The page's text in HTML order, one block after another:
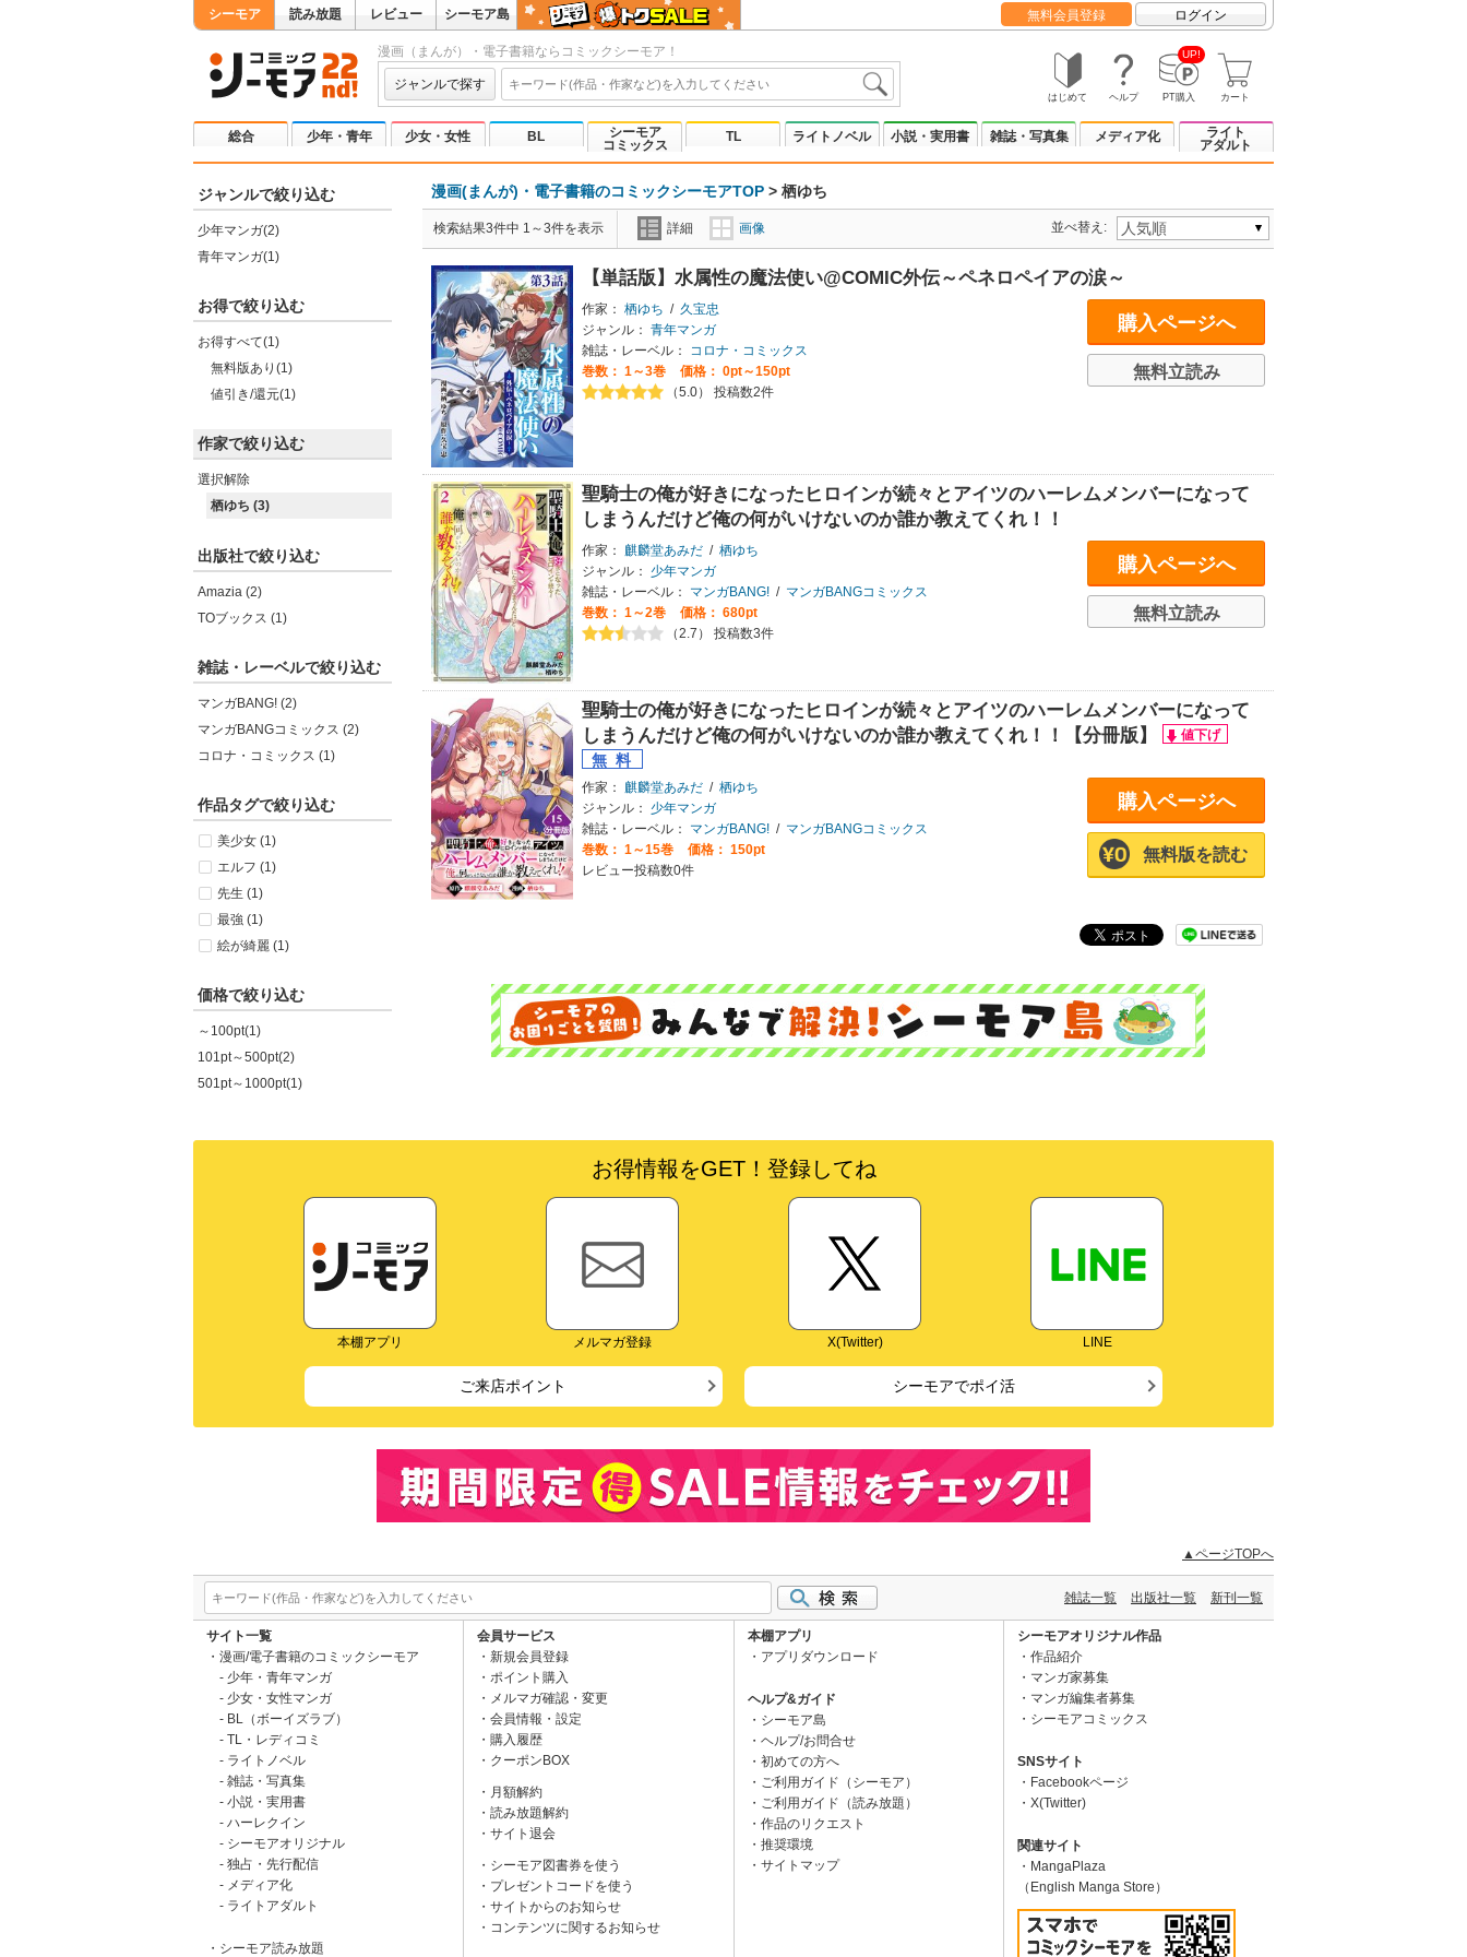
シーモア 読み放題 レビュー シーモア島 無料会員登録 ログイン
漫画（まんが）・電子書籍ならコミックシーモア！
ジャンルで探す
はじめて ヘルプ
UP!
PT購入 カート
総合 少年・青年 少女・女性 BL
シーモア
コミックス
TL ライトノベル 小説・実用書 雑誌・写真集 メディア化
ライト
アダルト
ジャンルで絞り込む
少年マンガ(2)
青年マンガ(1)
お得で絞り込む
お得すべて(1)
無料版あり(1)
値引き/還元(1)
作家で絞り込む
選択解除
栖ゆち (3)
出版社で絞り込む
Amazia (2)
TOブックス (1)
雑誌・レーベルで絞り込む
マンガBANG! (2)
マンガBANGコミックス (2)
コロナ・コミックス (1)
作品タグで絞り込む
美少女 (1)
エルフ (1)
先生 (1)
最強 (1)
絵が綺麗 (1)
価格で絞り込む
～100pt(1)
101pt～500pt(2)
501pt～1000pt(1)
漫画(まんが)・電子書籍のコミックシーモアTOP > 栖ゆち
検索結果3件中 1～3件を表示 詳細 画像 並べ替え:
【単話版】水属性の魔法使い@COMIC外伝～ペネロペイアの涙～
作家： 栖ゆち / 久宝忠
ジャンル： 青年マンガ
雑誌・レーベル：
コロナ・コミックス
巻数： 1～3巻
価格： 0pt～150pt
（5.0） 投稿数2件
購入ページへ
無料立読み
聖騎士の俺が好きになったヒロインが続々とアイツのハーレムメンバーになって
しまうんだけど俺の何がいけないのか誰か教えてくれ！！
作家： 麒麟堂あみだ / 栖ゆち
ジャンル：
少年マンガ
雑誌・レーベル：
マンガBANG! / マンガBANGコミックス
巻数： 1～2巻
価格： 680pt
（2.7） 投稿数3件
購入ページへ
無料立読み
聖騎士の俺が好きになったヒロインが続々とアイツのハーレムメンバーになって
しまうんだけど俺の何がいけないのか誰か教えてくれ！！【分冊版】
作家： 麒麟堂あみだ / 栖ゆち
ジャンル：
少年マンガ
雑誌・レーベル：
マンガBANG! / マンガBANGコミックス
巻数： 1～15巻
価格： 150pt
レビュー投稿数0件
購入ページへ
無料版を読む
お得情報をGET！登録してね
本棚アプリ メルマガ登録 X(Twitter) LINE
ご来店ポイント シーモアでポイ活
▲ページTOPへ
雑誌一覧 出版社一覧 新刊一覧
サイト一覧
漫画/電子書籍のコミックシーモア
少年・青年マンガ
少女・女性マンガ
BL（ボーイズラブ）
TL・レディコミ
ライトノベル
雑誌・写真集
小説・実用書
ハーレクイン
シーモアオリジナル
独占・先行配信
メディア化
ライトアダルト
シーモア読み放題
会員サービス
新規会員登録
ポイント購入
メルマガ確認・変更
会員情報・設定
購入履歴
クーポンBOX
月額解約
読み放題解約
サイト退会
シーモア図書券を使う
プレゼントコードを使う
サイトからのお知らせ
コンテンツに関するお知らせ
本棚アプリ
アプリダウンロード
ヘルプ&ガイド
シーモア島
ヘルプ/お問合せ
初めての方へ
ご利用ガイド（シーモア）
ご利用ガイド（読み放題）
作品のリクエスト
推奨環境
サイトマップ
シーモアオリジナル作品
作品紹介
マンガ家募集
マンガ編集者募集
シーモアコミックス
SNSサイト
Facebookページ
X(Twitter)
関連サイト
MangaPlaza
（English Manga Store）